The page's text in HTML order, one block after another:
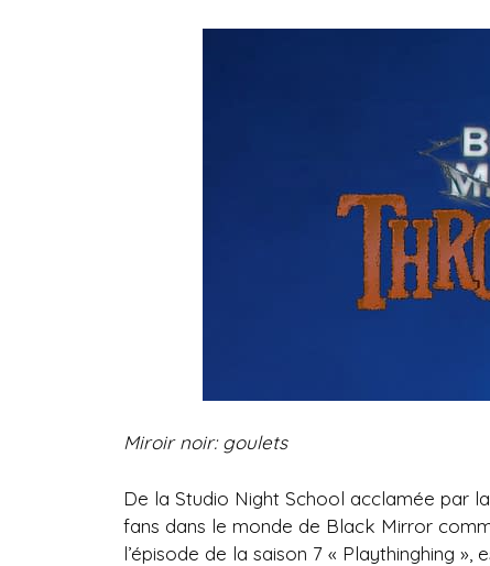
Miroir noir: goulets
De la Studio Night School acclamée par
fans dans le monde de Black Mirror
l’épisode de la saison 7 « Playthinghing